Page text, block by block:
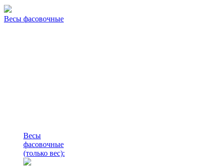
Весы фасовочные
Весы
фасовочные
(только вес):